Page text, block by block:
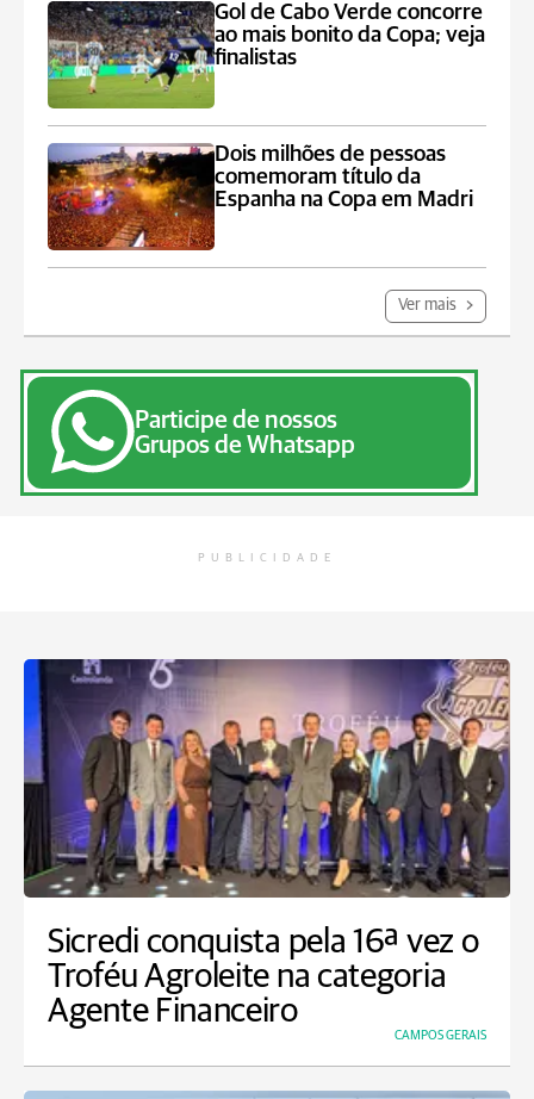
Gol de Cabo Verde concorre
ao mais bonito da Copa; veja
finalistas
Dois milhões de pessoas
comemoram título da
Espanha na Copa em Madri
Ver mais
Participe de nossos
Grupos de Whatsapp
PUBLICIDADE
Sicredi conquista pela 16ª vez o
Troféu Agroleite na categoria
Agente Financeiro
CAMPOS GERAIS